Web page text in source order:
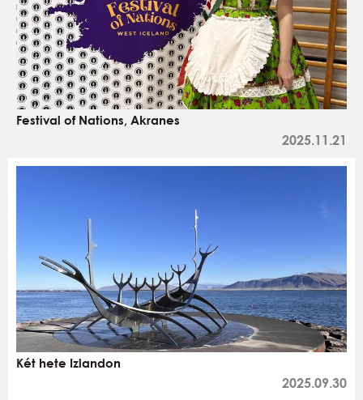
Festival of Nations, Akranes
2025.11.21
Két hete Izlandon
2025.09.30